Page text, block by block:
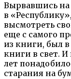
Вырвавшись на
в
высмотреть
еще с самого
из книги, был
книги в свет. И
лет
старания на